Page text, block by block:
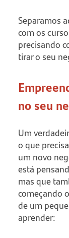
Separamos
com os
precisando
tirar o seu
no seu
Um
o que
um novo
está
mas que
começando
de um
aprender: